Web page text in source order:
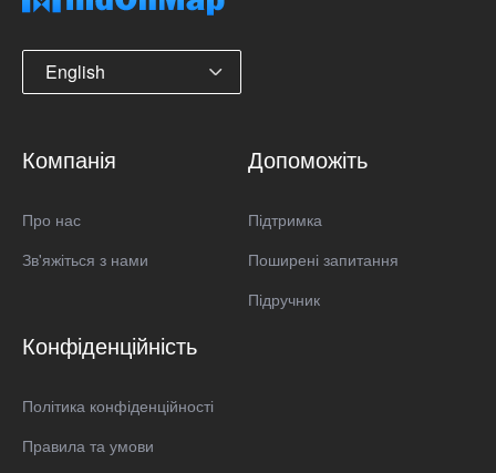
English
Компанія
Про нас
Зв'яжіться з нами
Допоможіть
Підтримка
Поширені запитання
Підручник
Конфіденційність
Політика конфіденційності
Правила та умови